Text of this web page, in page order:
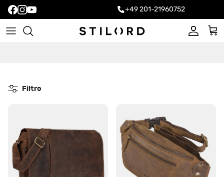
+49 201-21960752
Account
Filtro